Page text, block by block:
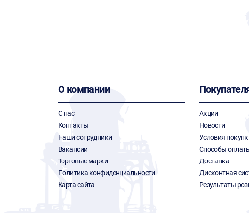
О компании
О нас
Контакты
Наши сотрудники
Вакансии
Торговые марки
Политика конфиденциальности
Карта сайта
Акции
Новости
Условия
Способы
Доставка
Дисконтная
Результаты